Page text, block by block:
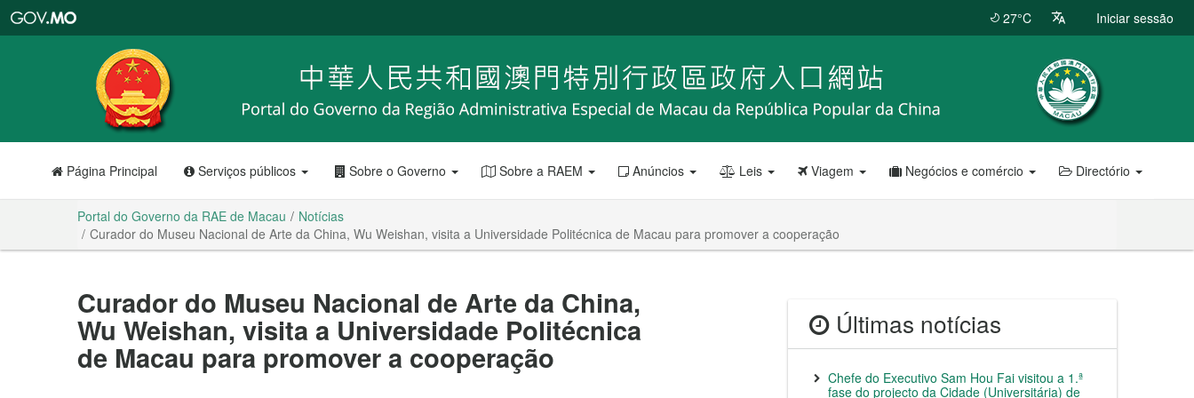
RAE
de
Macau
27°C Iniciar sessão
Página Principal Serviços públicos Sobre o Governo Sobre a RAEM Anúncios Leis Viagem Negócios e comércio Directório
Portal do Governo da RAE de Macau
Notícias
Curador do Museu Nacional de Arte da China, Wu Weishan, visita a Universidade Politécnica de Macau para promover a cooperação
Curador do Museu Nacional de Arte da China,
Wu Weishan, visita a Universidade Politécnica
de Macau para promover a cooperação
Últimas notícias
Chefe do Executivo Sam Hou Fai visitou a 1.ª
fase do projecto da Cidade (Universitária) de